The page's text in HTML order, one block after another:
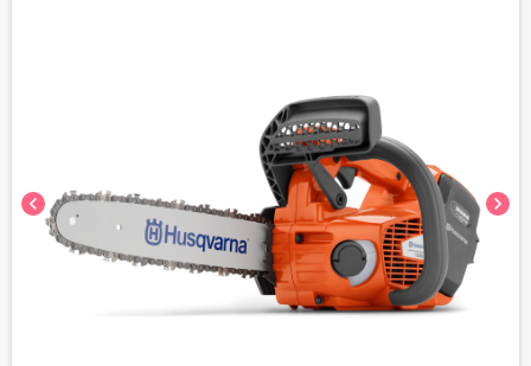
chevron_left chevron_right